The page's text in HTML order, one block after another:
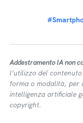
Addestramento IA non
l’utilizzo del
forma o modalità, per
intelligenza artificiale
copyright.